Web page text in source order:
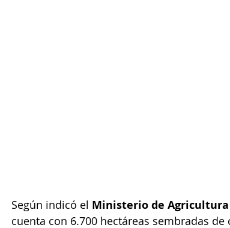
Según indicó el Ministerio de Agricultura
cuenta con 6.700 hectáreas sembradas